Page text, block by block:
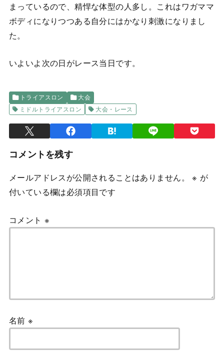
まっているので、精悍な体型の人多し。これはワガママ
ボディになりつつある自分にはかなり刺激になりまし
た。
いよいよ次の日がレース当日です。
トライアスロン
大会
ミドルトライアスロン
大会・レース
コメントを残す
メールアドレスが公開されることはありません。 ※ が
付いている欄は必須項目です
コメント ※
名前※